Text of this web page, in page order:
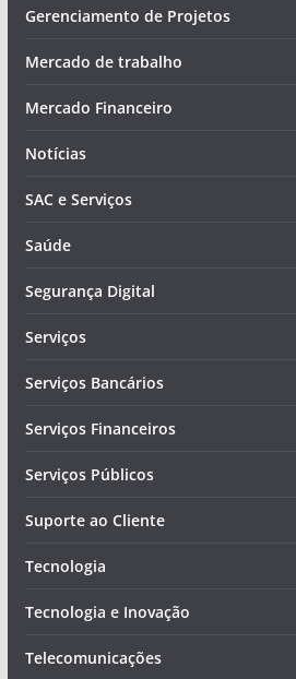
Gerenciamento de Projetos
Mercado de trabalho
Mercado Financeiro
Notícias
SAC e Serviços
Saúde
Segurança Digital
Serviços
Serviços Bancários
Serviços Financeiros
Serviços Públicos
Suporte ao Cliente
Tecnologia
Tecnologia e Inovação
Telecomunicações